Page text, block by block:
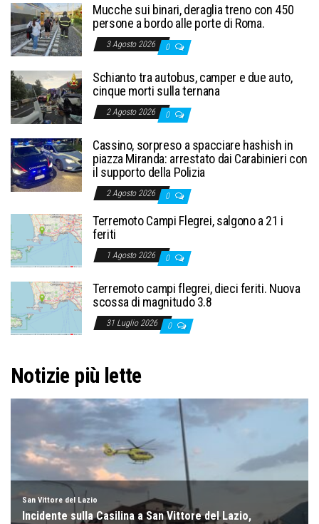
Mucche sui binari, deraglia treno con 450
persone a bordo alle porte di Roma.
3 Agosto 2026 0
Schianto tra autobus, camper e due auto,
cinque morti sulla ternana
2 Agosto 2026 0
Cassino, sorpreso a spacciare hashish in
piazza Miranda: arrestato dai Carabinieri con
il supporto della Polizia
2 Agosto 2026 0
Terremoto Campi Flegrei, salgono a 21 i
feriti
1 Agosto 2026 0
Terremoto campi flegrei, dieci feriti. Nuova
scossa di magnitudo 3.8
31 Luglio 2026 0
Notizie più lette